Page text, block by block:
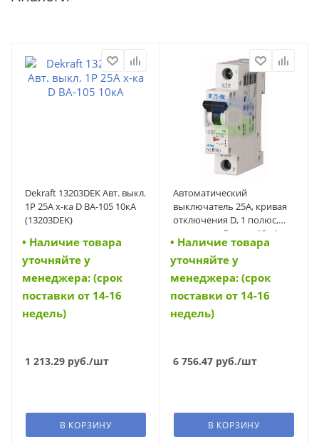
Dekraft 13203DEK Авт. выкл.
1P 25A х-ка D ВА-105 10кА
(13203DEK)
• Наличие товара
уточняйте у
менеджера: (срок
поставки от 14-16
недель)
1 213.29 руб./шт
В КОРЗИНУ
Автоматический
выключатель 25А, кривая
отключения D, 1 полюс,
откл. способность 10 кА
(FAZ-D25/1) (278586)
• Наличие товара
уточняйте у
менеджера: (срок
поставки от 14-16
недель)
6 756.47 руб./шт
В КОРЗИНУ